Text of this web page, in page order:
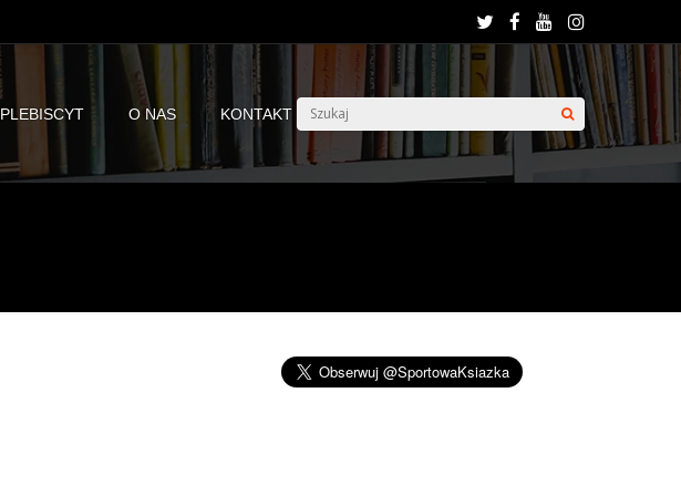
PLEBISCYT O NAS KONTAKT